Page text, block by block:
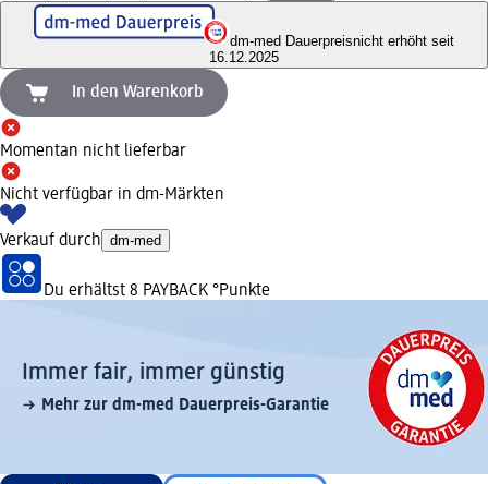
dm-med Dauerpreisnicht erhöht seit
16.12.2025
In den Warenkorb
Momentan nicht lieferbar
Nicht verfügbar in dm-Märkten
Verkauf durch dm-med
Du erhältst 8 PAYBACK °Punkte
Immer fair,­ immer günstig
Mehr zur dm-med Dauerpreis-Garantie